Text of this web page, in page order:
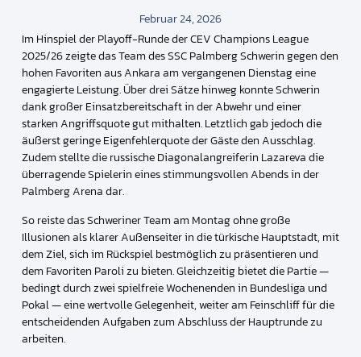
Februar 24, 2026
Im Hinspiel der Playoff-Runde der CEV Champions League
2025/26 zeigte das Team desSSC Palmberg Schweringegen den
hohen Favoriten ausAnkaraam vergangenen Dienstag eine
engagierte Leistung. Über drei Sätze hinweg konnte Schwerin
dank großer Einsatzbereitschaft in der Abwehr und einer
starken Angriffsquote gut mithalten. Letztlich gab jedoch die
äußerst geringe Eigenfehlerquote der Gäste den Ausschlag.
Zudem stellte die russische Diagonalangreiferin Lazareva die
überragende Spielerin eines stimmungsvollen Abends in der
Palmberg Arena dar.
So reiste das Schweriner Team am Montag ohne große
Illusionen als klarer Außenseiter in die türkische Hauptstadt, mit
dem Ziel, sich im Rückspiel bestmöglich zu präsentieren und
dem Favoriten Paroli zu bieten. Gleichzeitig bietet die Partie —
bedingt durch zwei spielfreie Wochenenden in Bundesliga und
Pokal — eine wertvolle Gelegenheit, weiter am Feinschliff für die
entscheidenden Aufgaben zum Abschluss der Hauptrunde zu
arbeiten.